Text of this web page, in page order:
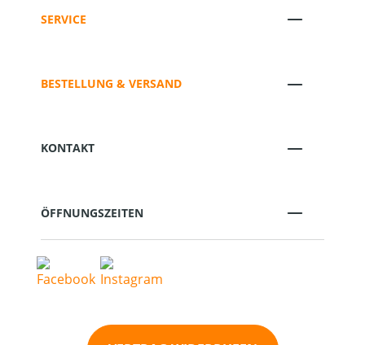
SERVICE
BESTELLUNG & VERSAND
KONTAKT
ÖFFNUNGSZEITEN